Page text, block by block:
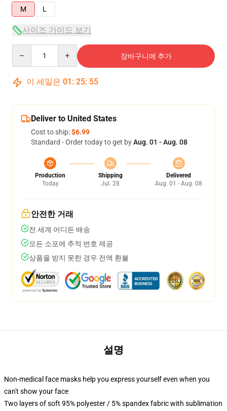
M
L
사이즈 가이드 보기
장바구니에 추가
이 세일은 01 : 25: 54
Deliver to United States
Cost to ship:$6.99
Standard - Order today to get byAug. 01 - Aug. 08
Production
Today
Shipping
Jul. 28
Delivered
Aug. 01 - Aug. 08
안전한 거래
전 세계 어디든 배송
모든 소포에 추적 번호 제공
상품을 받지 못한 경우 전액 환불
설명
Non-medical face masks help you express yourself even when you
can't show your face
Two layers of soft 95% polyester / 5% spandex fabric with sublimation